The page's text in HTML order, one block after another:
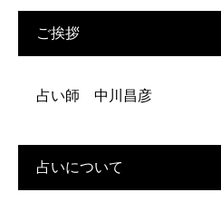
ご挨拶
占い師 中川昌彦
占いについて